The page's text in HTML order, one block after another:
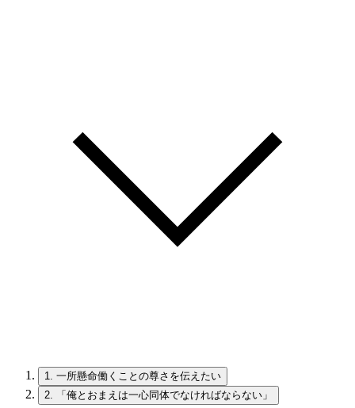
1.
一所懸命働くことの尊さを伝えたい
2.
「俺とおまえは一心同体でなければならない」